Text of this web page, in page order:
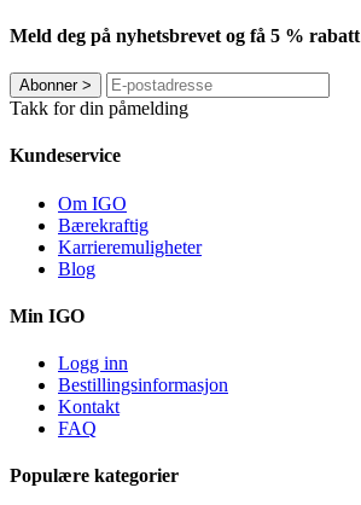
Meld deg på nyhetsbrevet og få 5 % rabatt
Abonner>
Takk for din påmelding
Kundeservice
Om IGO
Bærekraftig
Karrieremuligheter
Blog
Min IGO
Logg inn
Bestillingsinformasjon
Kontakt
FAQ
Populære kategorier